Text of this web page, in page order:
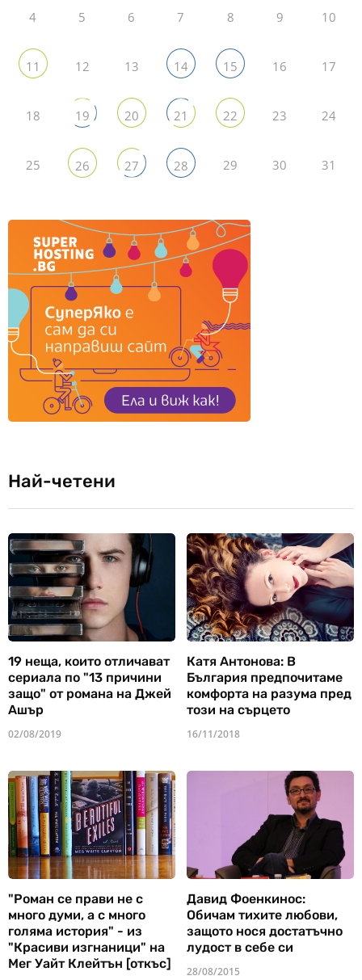
4 5 6 7 8 9 10
11 12 13 14 15 16 17
18 19 20 21 22 23 24
25 26 27 28 29 30 31
Най-четени
19 неща, които отличават
сериала по "13 причини
защо" от романа на Джей
Ашър
02/08/2019
Катя Антонова: В
България предпочитаме
комфорта на разума пред
този на сърцето
16/11/2018
"Роман се прави не с
много думи, а с много
голяма история" - из
"Красиви изгнаници" на
Мег Уайт Клейтън [откъс]
Давид Фоенкинос:
Обичам тихите любови,
защото нося достатъчно
лудост в себе си
28/08/2015